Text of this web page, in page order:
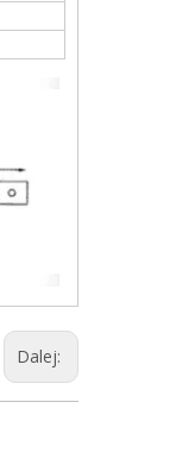
Dalej: